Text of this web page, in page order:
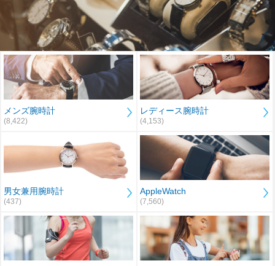
メンズ腕時計
(8,422)
レディース腕時計
(4,153)
男女兼用腕時計
(437)
AppleWatch
(7,560)